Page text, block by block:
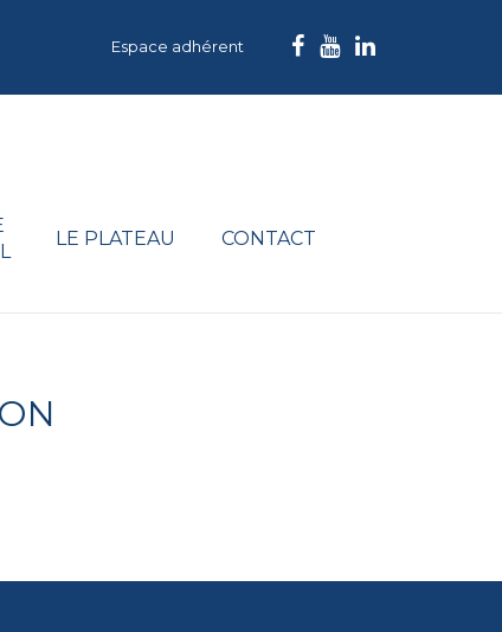
Espace adhérent
LE PLATEAU CONTACT